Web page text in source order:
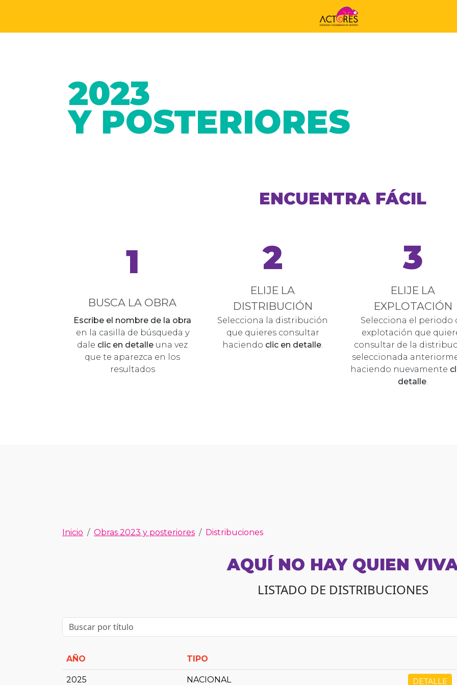
2023
Y POSTERIORES
ENCUENTRA FÁCIL
1
BUSCA LA OBRA
Escribe el nombre de la obra
en la casilla de búsqueda y
dale clic en detalle una vez
que te aparezca en los
resultados
2
ELIJE LA
DISTRIBUCIÓN
Selecciona la distribución
que quieres consultar
haciendo clic en detalle.
3
ELIJE LA
EXPLOTACIÓN
Selecciona el periodo
explotación que
consultar de la
seleccionada
haciendo nuevamente
detalle.
Inicio Obras 2023 y posteriores Distribuciones
AQUÍ NO HAY QUIEN
LISTADO DE DISTRIBUCIONES
AÑO TIPO
2025 NACIONAL DETALLE